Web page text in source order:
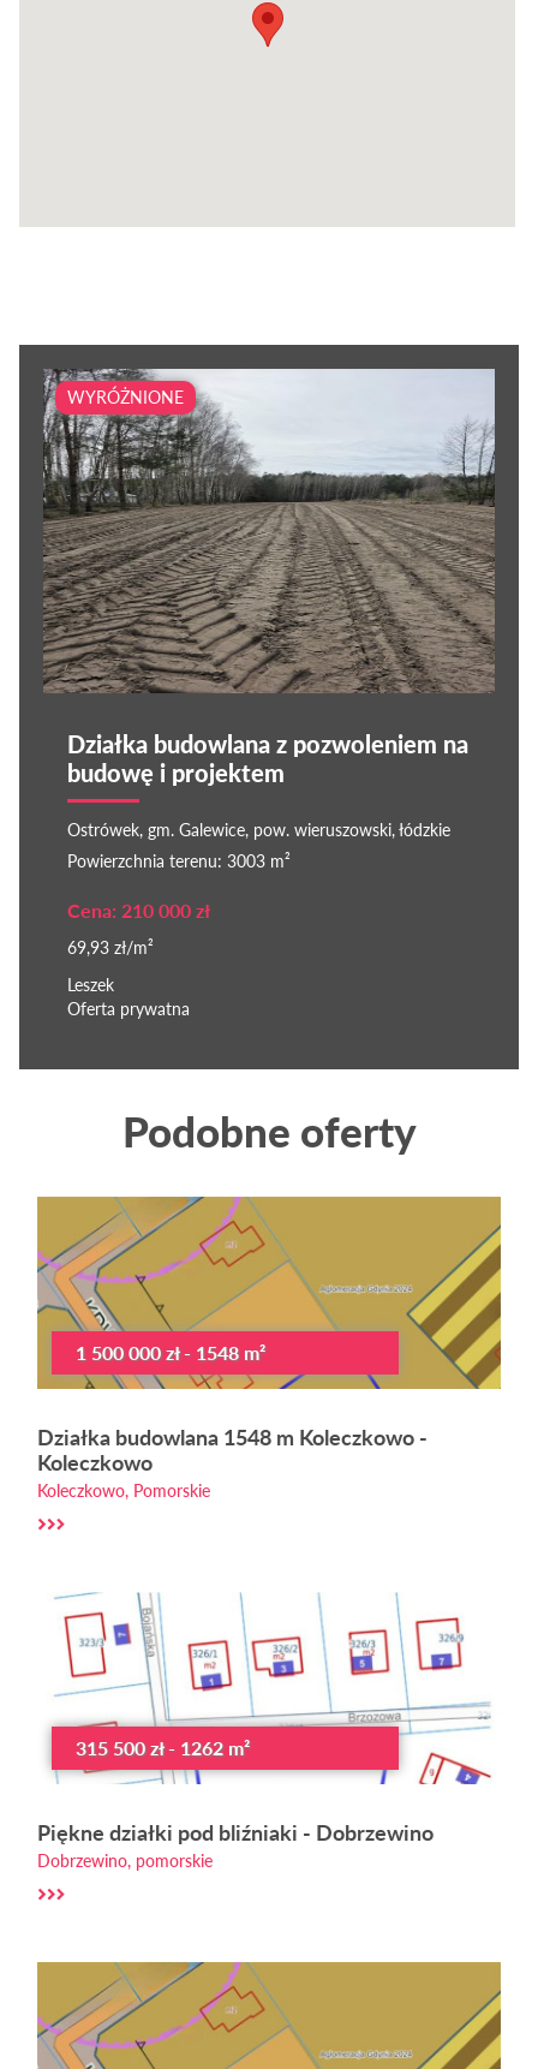
WYRÓŻNIONE
Działka budowlana z pozwoleniem na
budowę i projektem
Ostrówek, gm. Galewice, pow. wieruszowski, łódzkie
Powierzchnia terenu: 3003 m²
Cena: 210 000 zł
69,93 zł/m²
Leszek
Oferta prywatna
Podobne oferty
1 500 000 zł - 1548 m²
Działka budowlana 1548 m Koleczkowo -
Koleczkowo
Koleczkowo, Pomorskie
315 500 zł - 1262 m²
Piękne działki pod bliźniaki - Dobrzewino
Dobrzewino, pomorskie